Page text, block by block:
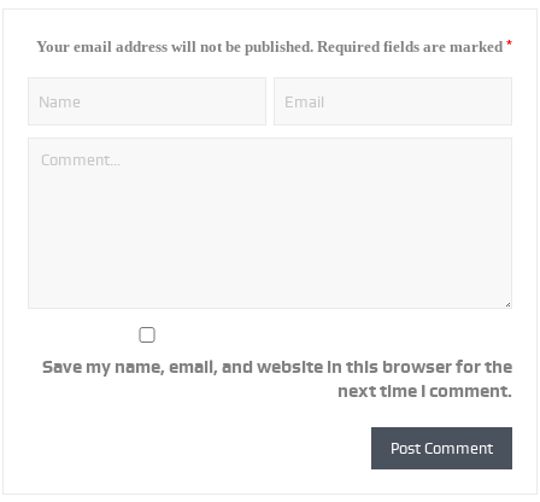
Your email address will not be published. Required fields are marked *
Save my name, email, and website in this browser for the
next time I comment.